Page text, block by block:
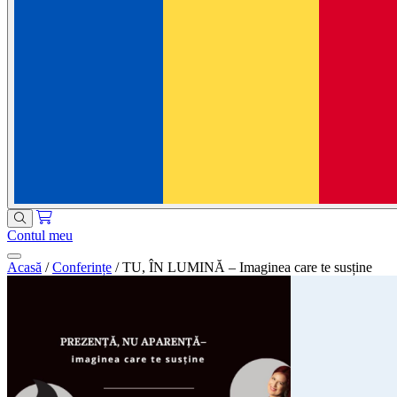
Contul meu
Acasă / Conferințe / TU, ÎN LUMINĂ – Imaginea care te susține